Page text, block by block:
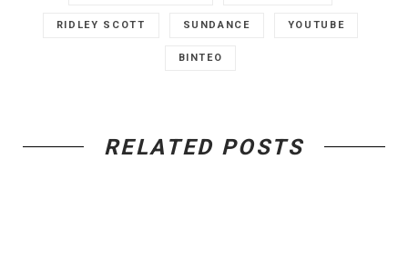
RIDLEY SCOTT SUNDANCE YOUTUBE
ΒΙΝΤΕΟ
RELATED POSTS